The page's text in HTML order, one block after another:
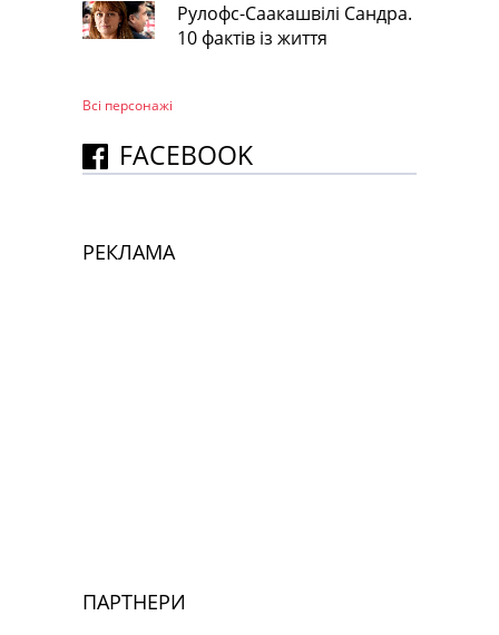
Рулофс-Саакашвілі Сандра.
10 фактів із життя
Всі персонажi
FACEBOOK
РЕКЛАМА
ПАРТНЕРИ